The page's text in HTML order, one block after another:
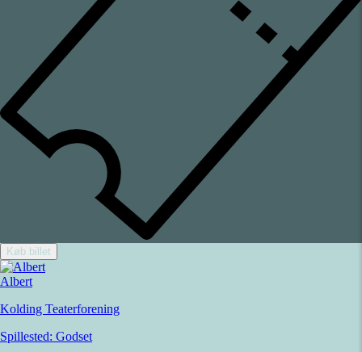
Køb billet
Albert
Kolding Teaterforening
Spillested: Godset